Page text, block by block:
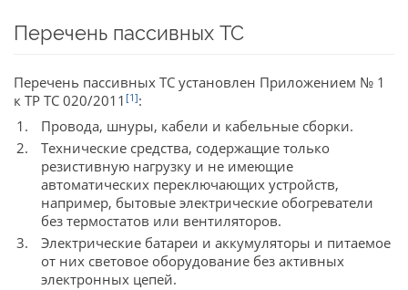
Перечень пассивных ТС
Перечень пассивных ТС установлен Приложением № 1
к ТР ТС 020/2011 [1]:
Провода, шнуры, кабели и кабельные сборки.
Технические средства, содержащие только
резистивную нагрузку и не имеющие
автоматических переключающих устройств,
например, бытовые электрические обогреватели
без термостатов или вентиляторов.
Электрические батареи и аккумуляторы и питаемое
от них световое оборудование без активных
электронных цепей.